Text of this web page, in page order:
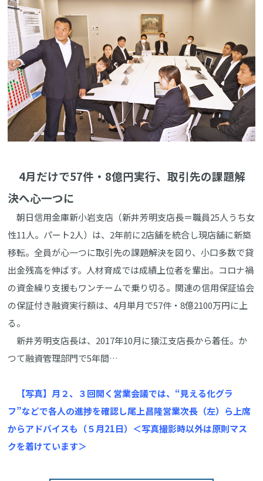
4月だけで57件・8億円実行、取引先の課題解
決へ心一つに
朝日信用金庫新小岩支店（新井芳明支店長＝職員25人うち女
性11人。パート2人）は、2年前に2店舗を統合し現店舗に新築
移転。全員が心一つに取引先の課題解決を図り、小口多数で貸
出金残高を伸ばす。人材育成では成績上位者を輩出。コロナ禍
の資金繰り支援もワンチームで乗り切る。関連の信用保証協会
の保証付き融資実行額は、4月単月で57件・8億2100万円に上
る。
新井芳明支店長は、2017年10月に猿江支店長から着任。か
つて融資管理部門で5年間…
【写真】月２、３回開く営業会議では、“見える化グラ
フ”などで各人の進捗を確認し尾上昌隆営業次長（左）ら上席
からアドバイスも（５月21日）＜写真撮影時以外は原則マス
クを着けています＞